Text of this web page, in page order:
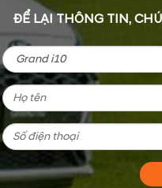
ĐỂ LẠI THÔNG TIN,